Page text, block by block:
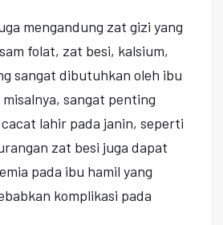
mengandung zat gizi yang
folat, zat besi, kalsium,
sangat dibutuhkan oleh ibu
sangat penting
lahir pada janin, seperti
zat besi juga dapat
pada ibu hamil yang
komplikasi pada